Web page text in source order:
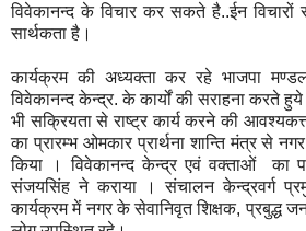
विवेकानन्द के विचार कर सकते है..ईन विचारों
सार्थकता है।
कार्यक्रम की अध्यक्ता कर रहे भाजपा
विवेकानन्द केन्द्र. के कार्यों की सराहना करते
भी सक्रियता से राष्ट्र कार्य करने की
का प्रारम्भ ओमकार प्रार्थना शान्ति मंत्र से
किया । विवेकानन्द केन्द्र एवं वक्ताओं का
संजयसिंह ने कराया । संचालन केन्द्रवर्ग
कार्यक्रम में नगर के सेवानिवृत शिक्षक, प्रबुद्ध